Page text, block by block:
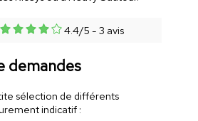
4.4/5 - 3 avis
demandes
sélection de différents
indicatif :